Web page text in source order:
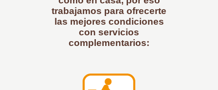
trabajamos para ofrecerte
las mejores condiciones
con servicios
complementarios: